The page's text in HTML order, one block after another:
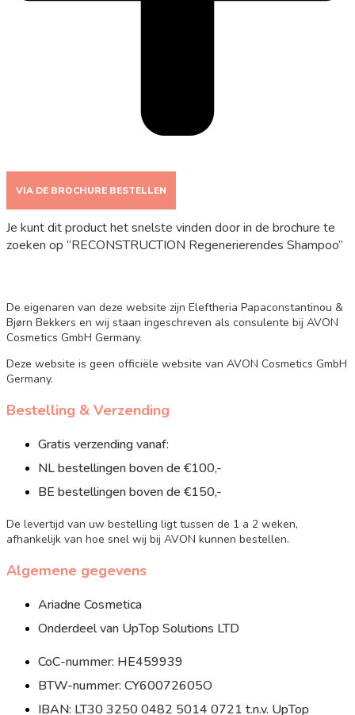
VIA DE BROCHURE BESTELLEN
Je kunt dit product het snelste vinden door in de brochure te
zoeken op “RECONSTRUCTION Regenerierendes Shampoo”
De eigenaren van deze website zijn Eleftheria Papaconstantinou &
Bjørn Bekkers en wij staan ingeschreven als consulente bij AVON
Cosmetics GmbH Germany.
Deze website is geen officiële website van AVON Cosmetics GmbH
Germany.
Bestelling & Verzending
Gratis verzending vanaf:
NL bestellingen boven de €100,-
BE bestellingen boven de €150,-
De levertijd van uw bestelling ligt tussen de 1 a 2 weken,
afhankelijk van hoe snel wij bij AVON kunnen bestellen.
Algemene gegevens
Ariadne Cosmetica
Onderdeel van UpTop Solutions LTD
CoC-nummer: HE459939
BTW-nummer: CY60072605O
IBAN: LT30 3250 0482 5014 0721 t.n.v. UpTop